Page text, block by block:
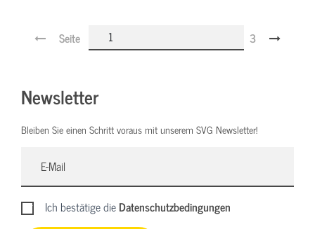
Seite 3
Newsletter
Bleiben Sie einen Schritt voraus mit unserem SVG Newsletter!
Ich bestätige dieDatenschutzbedingungen